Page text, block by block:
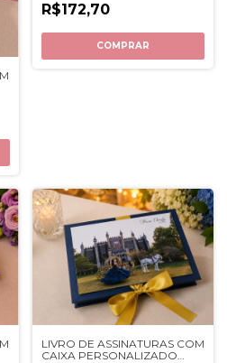
R$172,70
COMPRAR
LIVRO DE ASSINATURAS COM
CAIXA PERSONALIZADO